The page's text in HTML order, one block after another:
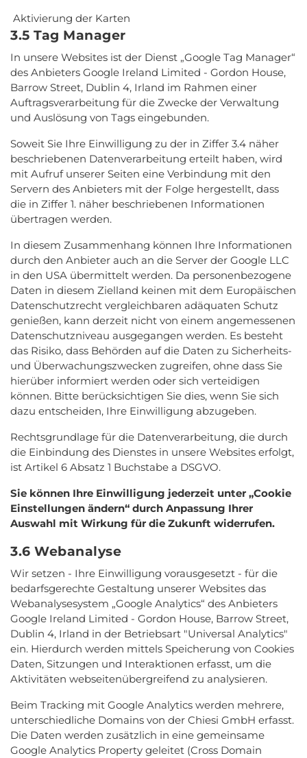
Aktivierung der Karten
3.5 Tag Manager
In unsere Websites ist der Dienst „Google Tag Manager“
des Anbieters Google Ireland Limited - Gordon House,
Barrow Street, Dublin 4, Irland im Rahmen einer
Auftragsverarbeitung für die Zwecke der Verwaltung
und Auslösung von Tags eingebunden.
Soweit Sie Ihre Einwilligung zu der in Ziffer 3.4 näher
beschriebenen Datenverarbeitung erteilt haben, wird
mit Aufruf unserer Seiten eine Verbindung mit den
Servern des Anbieters mit der Folge hergestellt, dass
die in Ziffer 1. näher beschriebenen Informationen
übertragen werden.
In diesem Zusammenhang können Ihre Informationen
durch den Anbieter auch an die Server der Google LLC
in den USA übermittelt werden. Da personenbezogene
Daten in diesem Zielland keinen mit dem Europäischen
Datenschutzrecht vergleichbaren adäquaten Schutz
genießen, kann derzeit nicht von einem angemessenen
Datenschutzniveau ausgegangen werden. Es besteht
das Risiko, dass Behörden auf die Daten zu Sicherheits-
und Überwachungszwecken zugreifen, ohne dass Sie
hierüber informiert werden oder sich verteidigen
können. Bitte berücksichtigen Sie dies, wenn Sie sich
dazu entscheiden, Ihre Einwilligung abzugeben.
Rechtsgrundlage für die Datenverarbeitung, die durch
die Einbindung des Dienstes in unsere Websites erfolgt,
ist Artikel 6 Absatz 1 Buchstabe a DSGVO.
Sie können Ihre Einwilligung jederzeit unter „Cookie
Einstellungen ändern“ durch Anpassung Ihrer
Auswahl mit Wirkung für die Zukunft widerrufen.
3.6 Webanalyse
Wir setzen - Ihre Einwilligung vorausgesetzt - für die
bedarfsgerechte Gestaltung unserer Websites das
Webanalysesystem „Google Analytics“ des Anbieters
Google Ireland Limited - Gordon House, Barrow Street,
Dublin 4, Irland in der Betriebsart "Universal Analytics"
ein. Hierdurch werden mittels Speicherung von Cookies
Daten, Sitzungen und Interaktionen erfasst, um die
Aktivitäten webseitenübergreifend zu analysieren.
Beim Tracking mit Google Analytics werden mehrere,
unterschiedliche Domains von der Chiesi GmbH erfasst.
Die Daten werden zusätzlich in eine gemeinsame
Google Analytics Property geleitet (Cross Domain